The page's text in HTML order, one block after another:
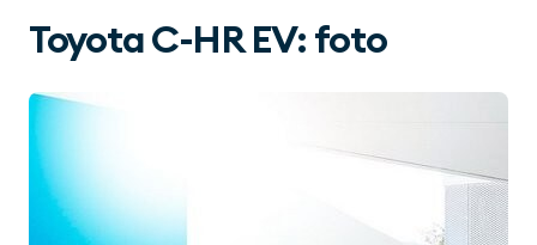
Toyota C-HR EV: foto